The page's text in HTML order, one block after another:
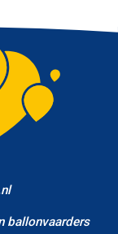
ballonvaarders